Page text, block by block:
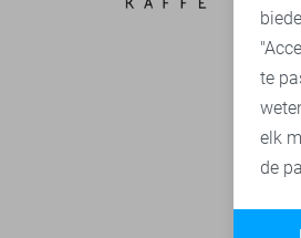
te
elk
de